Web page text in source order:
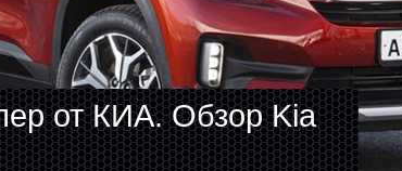
от КИА. Обзор Kia